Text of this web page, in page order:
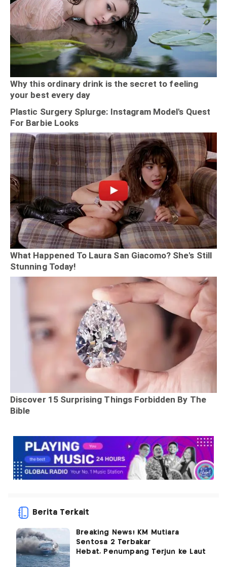
Berita Terkait
Breaking News! KM Mutiara
Sentosa 2 Terbakar
Hebat, Penumpang Terjun ke Laut